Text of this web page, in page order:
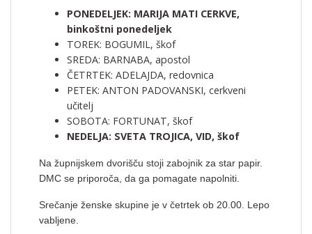
PONEDELJEK: MARIJA MATI CERKVE,
binkoštni ponedeljek
TOREK: BOGUMIL, škof
SREDA: BARNABA, apostol
ČETRTEK: ADELAJDA, redovnica
PETEK: ANTON PADOVANSKI, cerkveni
učitelj
SOBOTA: FORTUNAT, škof
NEDELJA: SVETA TROJICA, VID, škof
Na župnijskem dvorišču stoji zabojnik za star papir.
DMC se priporoča, da ga pomagate napolniti.
Srečanje ženske skupine je v četrtek ob 20.00. Lepo
vabljene.